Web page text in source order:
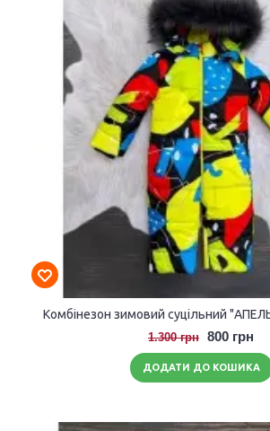
Комбінезон зимовий суцільний
1.300 грн 800 грн
ДОДАТИ ДО КОШИКА